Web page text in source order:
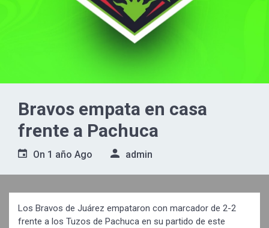
Bravos empata en casa
frente a Pachuca
On 1 año Ago admin
Los Bravos de Juárez empataron con marcador de 2-2
frente a los Tuzos de Pachuca en su partido de este